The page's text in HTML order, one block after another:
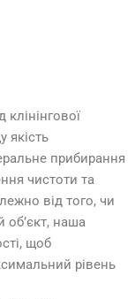
якість
прибирання
чистоти та
від того, чи
наша
щоб
рівень